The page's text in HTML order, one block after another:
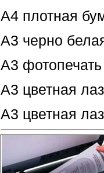
А4 плотная
А3 черно
А3
А3 цветная
А3 цветная